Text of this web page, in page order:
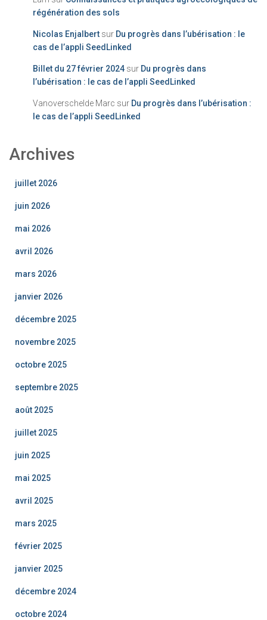
régénération des sols
Nicolas Enjalbert sur Du progrès dans l’ubérisation : le
cas de l’appli SeedLinked
Billet du 27 février 2024 sur Du progrès dans
l’ubérisation : le cas de l’appli SeedLinked
Vanoverschelde Marc sur Du progrès dans l’ubérisation :
le cas de l’appli SeedLinked
Archives
juillet 2026
juin 2026
mai 2026
avril 2026
mars 2026
janvier 2026
décembre 2025
novembre 2025
octobre 2025
septembre 2025
août 2025
juillet 2025
juin 2025
mai 2025
avril 2025
mars 2025
février 2025
janvier 2025
décembre 2024
octobre 2024